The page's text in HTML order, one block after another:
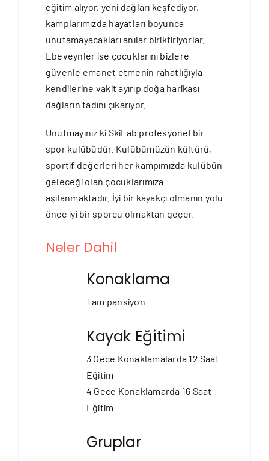
eğitim alıyor, yeni dağları keşfediyor,
kamplarımızda hayatları boyunca
unutamayacakları anılar biriktiriyorlar.
Ebeveynler ise çocuklarını bizlere
güvenle emanet etmenin rahatlığıyla
kendilerine vakit ayırıp doğa harikası
dağların tadını çıkarıyor.
Unutmayınız ki SkiLab profesyonel bir
spor kulübüdür. Kulübümüzün kültürü,
sportif değerleri her kampımızda kulübün
geleceği olan çocuklarımıza
aşılanmaktadır. İyi bir kayakçı olmanın yolu
önce iyi bir sporcu olmaktan geçer.
Neler Dahil
Konaklama
Tam pansiyon
Kayak Eğitimi
3 Gece Konaklamalarda 12 Saat
Eğitim
4 Gece Konaklamarda 16 Saat
Eğitim
Gruplar